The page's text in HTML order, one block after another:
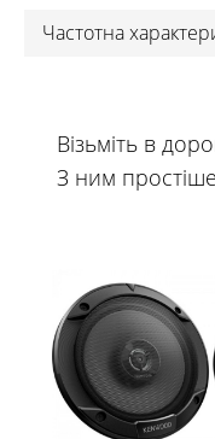
Частотна
Візьміть в
З ним простіше